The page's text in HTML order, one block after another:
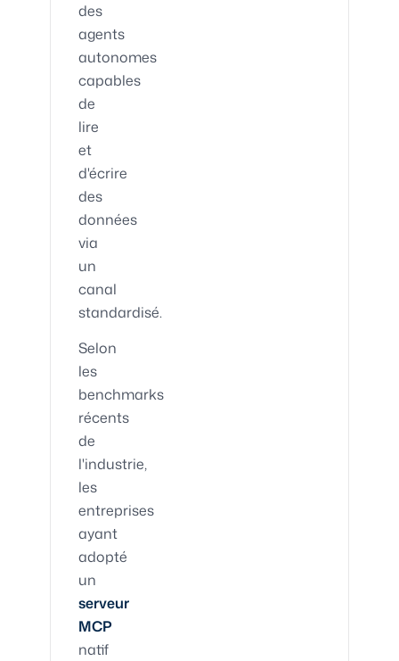
des
agents
autonomes
capables
de
lire
et
d'écrire
des
données
via
un
canal
standardisé.
Selon
les
benchmarks
récents
de
l'industrie,
les
entreprises
ayant
adopté
un
serveur
MCP
natif